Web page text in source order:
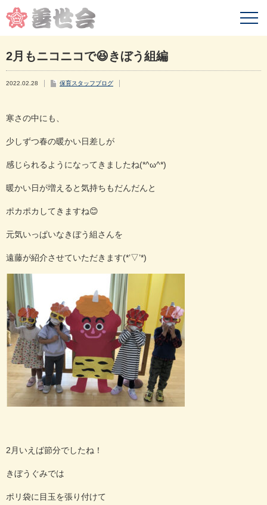
2月もニコニコで😆きぼう組編
2022.02.28 保育スタッフブログ
寒さの中にも、
少しずつ春の暖かい日差しが
感じられるようになってきましたね(*^ω^*)
暖かい日が増えると気持ちもだんだんと
ポカポカしてきますね😊
元気いっぱいなきぼう組さんを
遠藤が紹介させていただきます(*’▽’*)
2月いえば節分でしたね！
きぼうぐみでは
ポリ袋に目玉を張り付けて